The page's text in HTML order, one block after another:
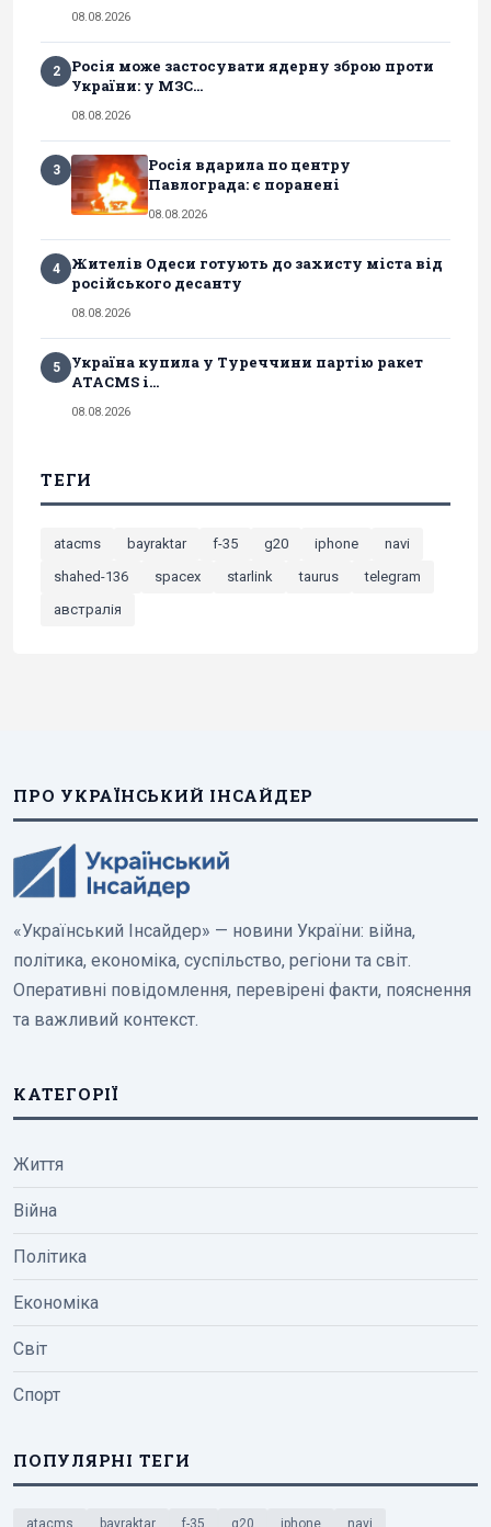
08.08.2026
2
Росія може застосувати ядерну зброю проти
України: у МЗС...
08.08.2026
3
Росія вдарила по центру
Павлограда: є поранені
08.08.2026
4
Жителів Одеси готують до захисту міста від
російського десанту
08.08.2026
5
Україна купила у Туреччини партію ракет
ATACMS і...
08.08.2026
ТЕГИ
atacms bayraktar f-35 g20 iphone
navi
shahed-136
spacex starlink taurus
telegram
австралія
ПРО УКРАЇНСЬКИЙ ІНСАЙДЕР
«Український Інсайдер» — новини України: війна,
політика, економіка, суспільство, регіони та світ.
Оперативні повідомлення, перевірені факти, пояснення
та важливий контекст.
КАТЕГОРІЇ
Життя
Війна
Політика
Економіка
Світ
Спорт
ПОПУЛЯРНІ ТЕГИ
atacms bayraktar f-35 g20 iphone navi